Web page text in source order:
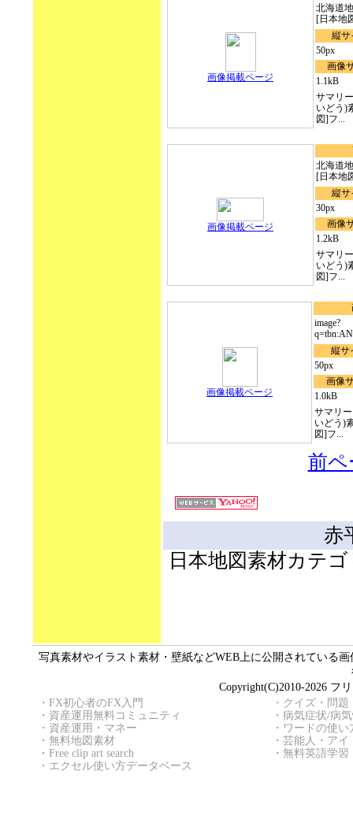
画像掲載ページ
北海道
[日本地
縦サ
50px
画像
1.1kB
サマリ
いどう)
図]フ...
画像掲載ページ
北海道
[日本地
縦サ
30px
画像
1.2kB
サマリ
いどう)
図]フ...
画像掲載ページ
image?
縦サ
50px
画像
1.0kB
サマリ
いどう)
図]フ...
前ペ
赤
日本地図素材カテ
写真素材やイラスト素材・壁紙などWEB上に公開されている
Copyright(C)2010-2026 フ
・ FX初心者のFX入門
・ 資産運用無料コミュニティ
・ 資産運用・マネー
・ 無料地図素材
・ Free clip art search
・ エクセル使い方データベース
・ クイズ・問題
・ 病気症状/病
・ ワードの使い
・ 芸能人・アイ
・ 無料英語学習